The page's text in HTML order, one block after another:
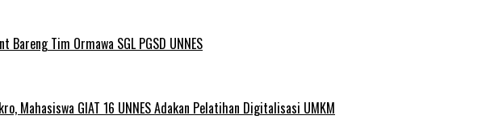
Bareng Tim Ormawa SGL PGSD UNNES
Mahasiswa GIAT 16 UNNES Adakan Pelatihan Digitalisasi UMKM